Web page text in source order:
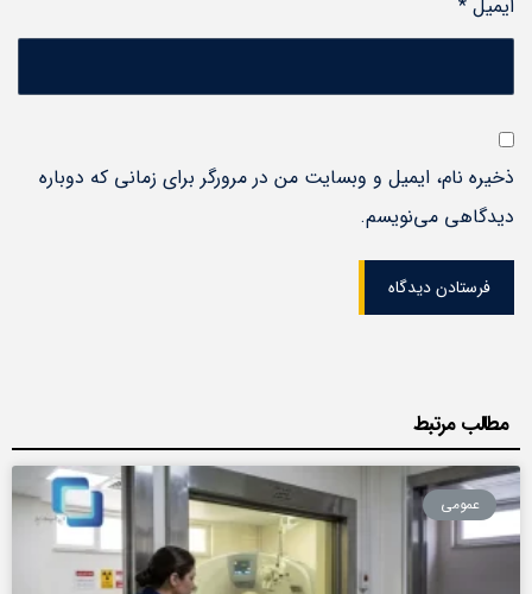
ایمیل *
ذخیره نام، ایمیل و وبسایت من در مرورگر برای زمانی که دوباره
دیدگاهی می‌نویسم.
فرستادن دیدگاه
مطالب مرتبط
عمومی